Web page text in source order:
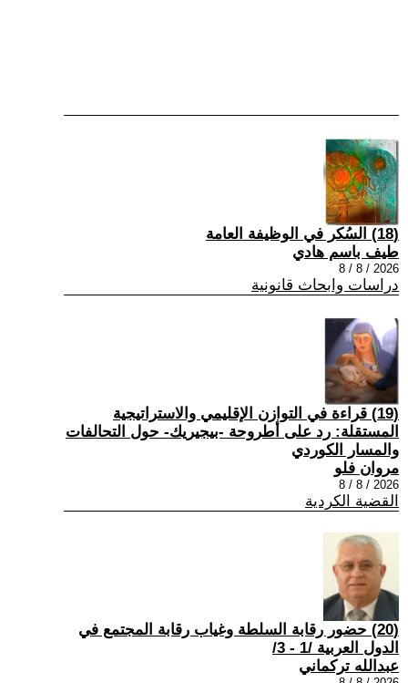
(18) السُكر في الوظيفة العامة
طيف باسم هادي
2026 / 8 / 8
دراسات وابحاث قانونية
(19) قراءة في التوازن الإقليمي والاستراتيجية
المستقلة: رد على أطروحة -بيجيريك- حول التحالفات
والمسار الكوردي
مروان فلو
2026 / 8 / 8
القضية الكردية
(20) حضور رقابة السلطة وغياب رقابة المجتمع في
الدول العربية /1 - 3/
عبدالله تركماني